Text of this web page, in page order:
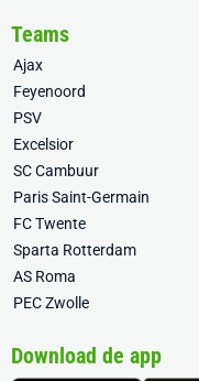
Teams
Ajax
Feyenoord
PSV
Excelsior
SC Cambuur
Paris Saint-Germain
FC Twente
Sparta Rotterdam
AS Roma
PEC Zwolle
Download de app